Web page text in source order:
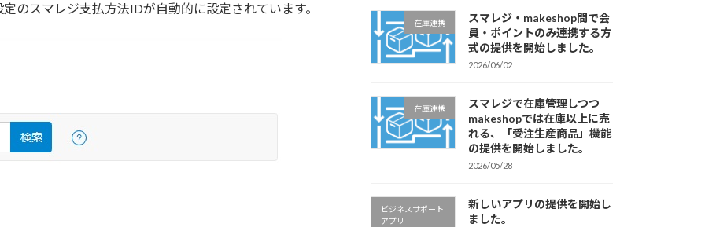
のスマレジ支払方法IDが自動的に設定されています。
在庫連携
スマレジ・makeshop間で会
員・ポイントのみ連携する方
式の提供を開始しました。
2026/06/02
在庫連携
スマレジで在庫管理しつつ
makeshopでは在庫以上に売
れる、「受注生産商品」機能
の提供を開始しました。
2026/05/28
ビジネスサポート
アプリ
新しいアプリの提供を開始し
ました。